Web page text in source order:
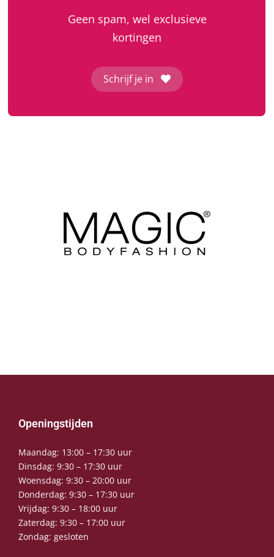
Geen spam, wel exclusieve
kortingen
Schrijf je in
Openingstijden
Maandag: 13:00 – 17:30 uur
Dinsdag: 9:30 – 17:30 uur
Woensdag: 9:30 – 20:00 uur
Donderdag: 9:30 – 17:30 uur
Vrijdag: 9:30 – 18:00 uur
Zaterdag: 9:30 – 17:00 uur
Zondag: gesloten